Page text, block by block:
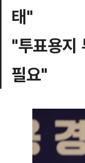
태"
"투표용지
필요"